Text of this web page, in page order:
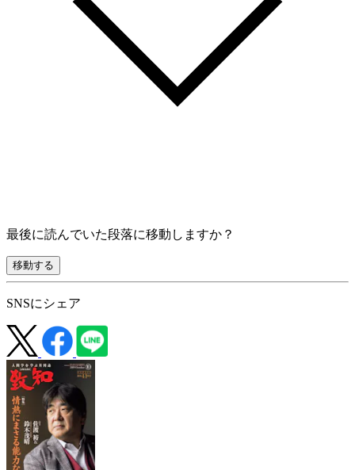
最後に読んでいた段落に移動しますか？
移動する
SNSにシェア